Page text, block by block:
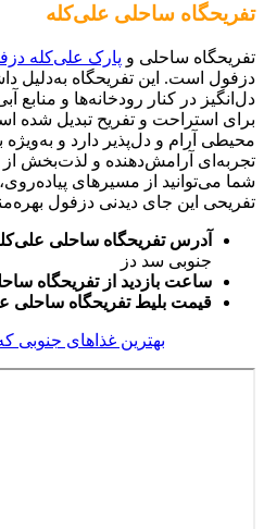
تفریحگاه ساحلی علی‌کله
تفریحگاه ساحلی و پارک علی‌کله
دزفول است. این تفریحگاه به‌دلیل
دل‌انگیز در کنار رودخانه‌ها و منابع
برای استراحت و تفریح تبدیل شده
محیطی آرام و دل‌پذیر دارد و به‌ویژه
تجربه‌ای آرامش‌دهنده و لذت‌بخش
شما می‌توانید از مسیرهای
تفریحی این جای دیدنی دزفول
آدرس تفریحگاه ساحلی
جنوبی سد دز
ساعت بازدید از تفریحگاه
قیمت بلیط تفریحگاه ساحلی
بهترین غذاهای جنوبی